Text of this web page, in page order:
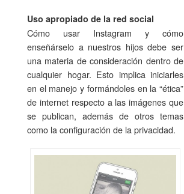
Uso apropiado de la red social
Cómo usar Instagram y cómo
enseñárselo a nuestros hijos debe ser
una materia de consideración dentro de
cualquier hogar. Esto implica iniciarles
en el manejo y formándoles en la “ética”
de internet respecto a las imágenes que
se publican, además de otros temas
como la configuración de la privacidad.